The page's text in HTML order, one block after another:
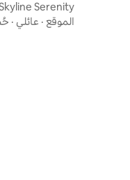
الغولف/التنزه/
الموقع · عائلي ·